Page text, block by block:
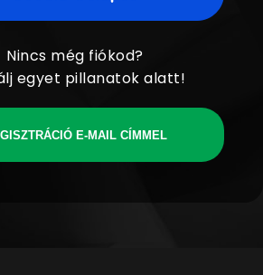
Nincs még fiókod?
egyet pillanatok alatt!
E-MAIL CÍMMEL